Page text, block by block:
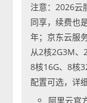
注意：2026云
同享，续费也
年；京东云服
从2核2G3M、
8核16G、8核
配置可选，详
阿里云官